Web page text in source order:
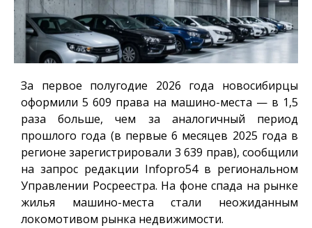
За первое полугодие 2026 года новосибирцы
оформили 5 609 права на машино-места — в 1,5
раза больше, чем за аналогичный период
прошлого года (в первые 6 месяцев 2025 года в
регионе зарегистрировали 3 639 прав), сообщили
на запрос редакции Infopro54в региональном
Управлении Росреестра. На фоне спада на рынке
жилья машино-места стали неожиданным
локомотивом рынка недвижимости.